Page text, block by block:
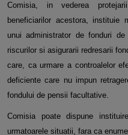
Comisia, in vederea
beneficiarilor acestora, instituie
unui administrator de fonduri
riscurilor si asigurarii redresarii
care, ca urmare a controalelor
deficiente care nu impun
fondului de pensii facultative.
Comisia poate dispune
urmatoarele situatii, fara ca